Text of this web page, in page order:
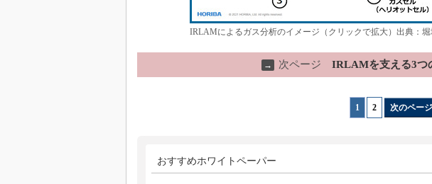
IRLAMによるガス分析のイメージ（クリックで拡大）出典：
→ 次ページ IRLAMを支える3つ
1 2 次のペー
おすすめホワイトペーパー